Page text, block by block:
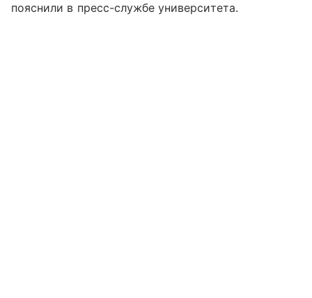
пояснили в пресс-службе университета.